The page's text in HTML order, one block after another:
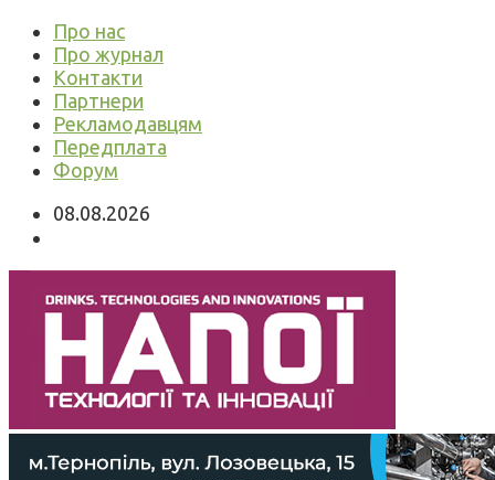
Про нас
Про журнал
Контакти
Партнери
Рекламодавцям
Передплата
Форум
08.08.2026